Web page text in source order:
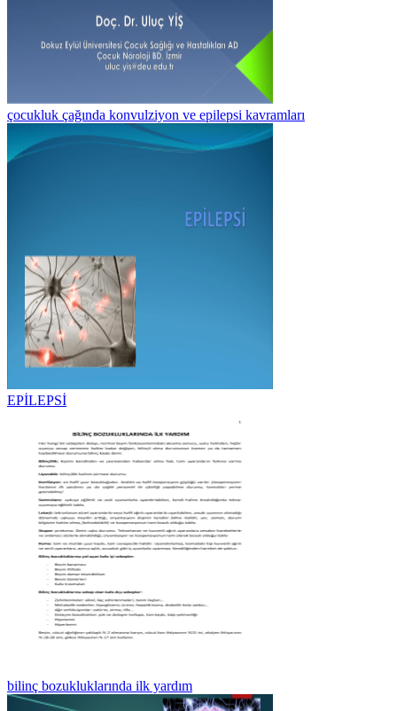
çocukluk çağında konvulziyon ve epilepsi kavramları
EPİLEPSİ
bilinç bozukluklarında ilk yardım